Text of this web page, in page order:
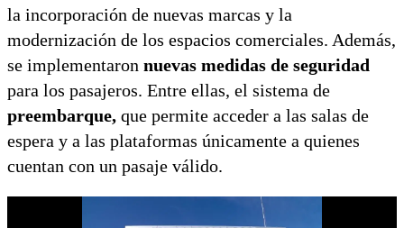
la incorporación de nuevas marcas y la
modernización de los espacios comerciales. Además,
se implementaron nuevas medidas de seguridad
para los pasajeros. Entre ellas, el sistema de
preembarque, que permite acceder a las salas de
espera y a las plataformas únicamente a quienes
cuentan con un pasaje válido.